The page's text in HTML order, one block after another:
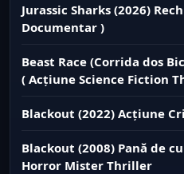
Jurassic Sharks (2026)
Documentar )
Beast Race (Corrida dos
( Acțiune Science Fiction
Blackout (2022) Acțiune
Blackout (2008) Pană de
Horror Mister Thriller